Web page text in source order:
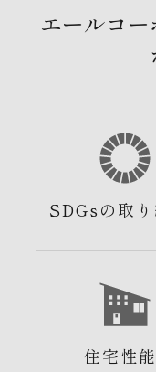
エールコ
SDGsの取
住宅性能